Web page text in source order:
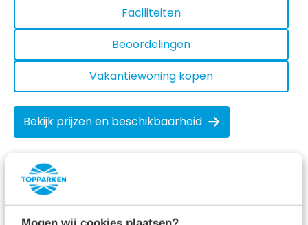
Faciliteiten
Beoordelingen
Vakantiewoning kopen
Bekijk prijzen en beschikbaarheid
Activiteiten in de omgeving van